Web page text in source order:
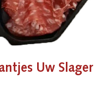
Uw Slager